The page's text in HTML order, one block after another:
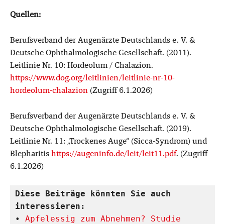
Quellen:
Berufsverband der Augenärzte Deutschlands e. V. &
Deutsche Ophthalmologische Gesellschaft. (2011).
Leitlinie Nr. 10: Hordeolum / Chalazion.
https://www.dog.org/leitlinien/leitlinie-nr-10-
hordeolum-chalazion (Zugriff 6.1.2026)
Berufsverband der Augenärzte Deutschlands e. V. &
Deutsche Ophthalmologische Gesellschaft. (2019).
Leitlinie Nr. 11: „Trockenes Auge“ (Sicca-Syndrom) und
Blepharitishttps://augeninfo.de/leit/leit11.pdf. (Zugriff
6.1.2026)
Diese Beiträge könnten Sie auch
interessieren:
• Apfelessig zum Abnehmen? Studie